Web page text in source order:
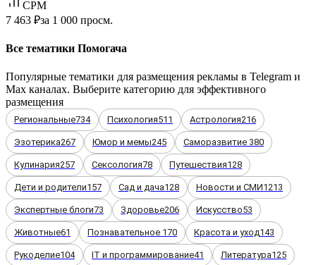
CPM
7 463 ₽за 1 000 просм.
Все тематики Помогача
Популярные тематики для размещения рекламы в Telegram и
Max каналах. Выберите категорию для эффективного
размещения
Региональные734 Психология511 Астрология216
Эзотерика267 Юмор и мемы245 Саморазвитие 380
Кулинария257 Сексология78 Путешествия128
Дети и родители157 Сад и дача128 Новости и СМИ1213
Экспертные блоги73 Здоровье206 Искусство53
Животные61 Познавательное 170 Красота и уход143
Рукоделие104 IT и программирование41 Литература125